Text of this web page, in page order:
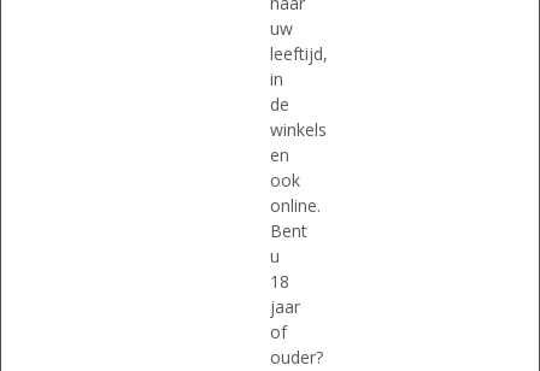
uw
leeftijd,
in
de
winkels
en
ook
online.
Bent
u
18
jaar
of
ouder?
MEER INFO
Originele prijs was: